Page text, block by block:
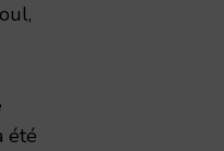
été